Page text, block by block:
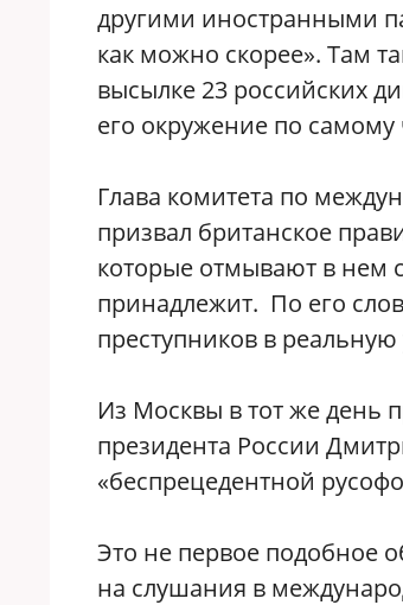
другими иностранными
как можно скорее». Там
высылке 23 российских
его окружение по
Глава комитета по
призвал британское
которые отмывают в нем
принадлежит. По его
преступников в
Из Москвы в тот же день
президента России
«беспрецедентной
Это не первое подобное
на слушания в